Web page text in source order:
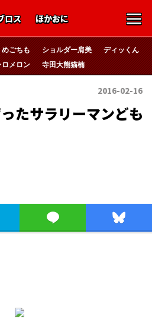
ロス ほかおに
めごちも ショルダー肩美
ディッくん
メロン 寺田大熊猫楠
2016-02-16
たサラリーマンども